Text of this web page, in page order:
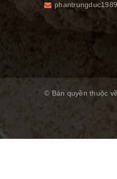
© Bản quyền thuộc